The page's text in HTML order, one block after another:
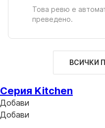
Това ревю е
преведено.
ВСИЧКИ
Серия Kitchen
Добави
Добави